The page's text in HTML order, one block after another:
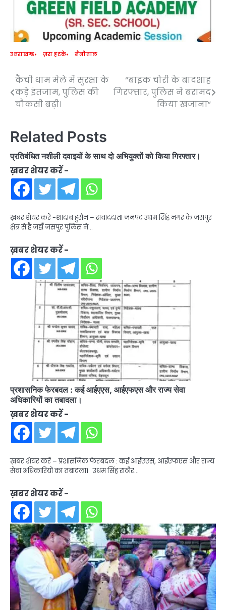
उत्तराखण्ड ज़रा हटके नैनीताल
Post
navigation
कैंची धाम मेले में सुरक्षा के
कड़े इंतजाम, पुलिस की
चौकसी बढ़ी।
“बाइक चोरी के बादशाह
गिरफ्तार, पुलिस ने बरामद
किया खजाना”
Related Posts
प्रतिबंधित नशीली दवाइयों के साथ दो अभियुक्तों को किया गिरफ्तार।
ख़बर शेयर करें -
ख़बर शेयर करें -शादाब हुसैन – सवाददाता जनपद उधम सिंह नगर के जसपुर
क्षेत्र से है जहाँ जसपुर पुलिस ने…
ख़बर शेयर करें -
प्रशासनिक फेरबदल : कई आईएएस, आईएफएस और राज्य सेवा
अधिकारियों का तबादला।
ख़बर शेयर करें -
ख़बर शेयर करें – प्रशासनिक फेरबदल : कई आईएएस, आईएफएस और राज्य
सेवा अधिकारियों का तबादला। उधम सिंह राठौर…
ख़बर शेयर करें -